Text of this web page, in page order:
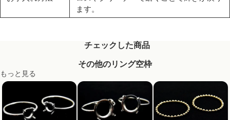
ます。
チェックした商品
その他のリング空枠
もっと見る